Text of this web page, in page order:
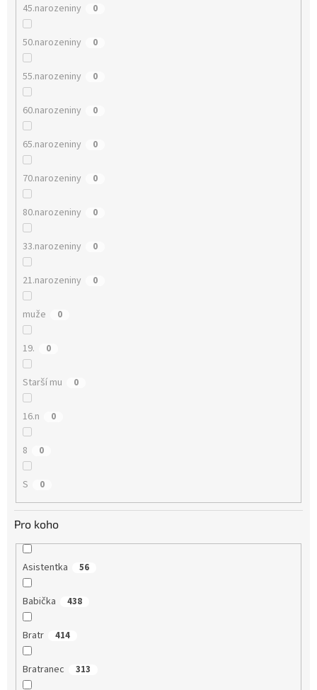
45.narozeniny 0
50.narozeniny 0
55.narozeniny 0
60.narozeniny 0
65.narozeniny 0
70.narozeniny 0
80.narozeniny 0
33.narozeniny 0
21.narozeniny 0
muže 0
19. 0
Starší mu 0
16.n 0
8 0
S 0
Pro koho
Asistentka 56
Babička 438
Bratr 414
Bratranec 313